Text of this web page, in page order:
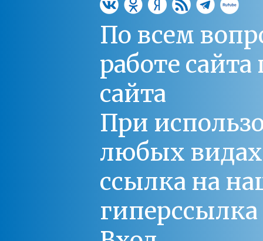
По всем
работе
сайта
При
любых
ссылка на